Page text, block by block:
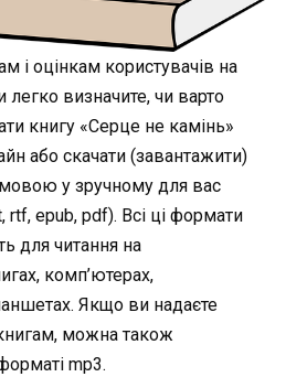
і оцінкам користувачів на
легко визначите, чи варто
книгу «Серце не камінь»
або скачати (завантажити)
мовою у зручному для вас
rtf, epub, pdf). Всі ці формати
для читання на
комп’ютерах,
Якщо ви надаєте
можна також
mp3.